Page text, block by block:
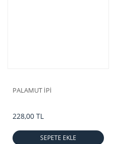
PALAMUT İPİ
228,00 TL
SEPETE EKLE